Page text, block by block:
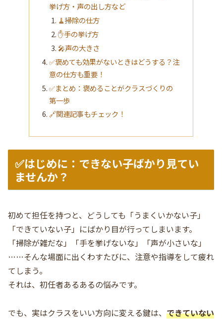
挙げ方・声の出し方など
🧹掃除の仕方
✋手の挙げ方
🎤声の大きさ
✅褒めても効果がないときはどうする？注
意の仕方も重要！
✅まとめ：褒めることがクラスづくりの
第一歩
🔗関連記事もチェック！
✅はじめに：できない子ばかり見てい
ませんか？
初めて担任を持つと、どうしても「うまくいかない子」
「できていない子」にばかり目が行ってしまいます。
「掃除が雑だな」「手を挙げないな」「声が小さいな」
……そんな場面に出くわすたびに、注意や指導をして疲れ
てしまう。
それは、初任者あるあるの悩みです。
でも、実はクラスをいい方向に変える鍵は、 できていない